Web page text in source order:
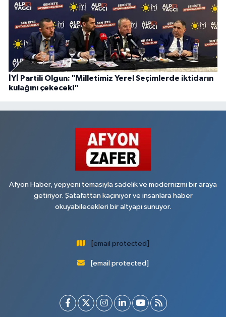
İYİ Partili Olgun: "Milletimiz Yerel Seçimlerde iktidarın
kulağını çekecek!"
Afyon Haber, yepyeni temasıyla sadelik ve modernizmi bir araya
getiriyor. Şatafattan kaçınıyor ve insanlara haber
okuyabilecekleri bir altyapı sunuyor.
[email protected]
[email protected]